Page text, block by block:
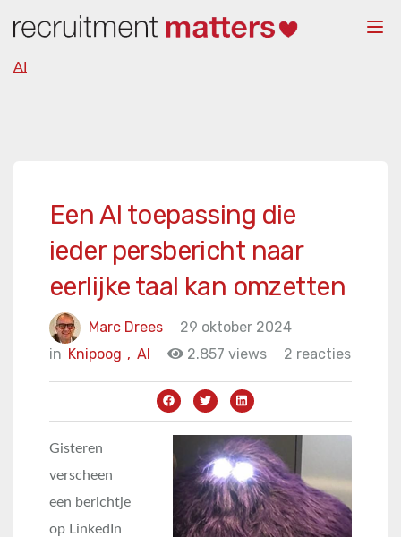
AI
Een AI toepassing die
ieder persbericht naar
eerlijke taal kan omzetten
Marc Drees
29 oktober 2024
in
AI
Knipoog , 2.857 views 2 reacties
Gisteren
verscheen
een berichtje
op LinkedIn